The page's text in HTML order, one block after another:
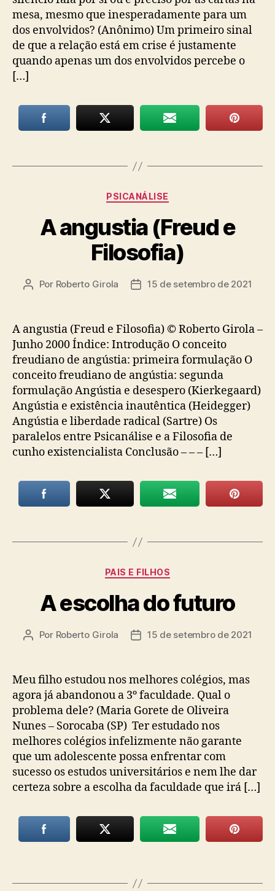
mesa, mesmo que inesperadamente para um
dos envolvidos? (Anônimo) Um primeiro sinal
de que a relação está em crise é justamente
quando apenas um dos envolvidos percebe o
[…]
Categorias
PSICANÁLISE
A angustia (Freud e
Filosofia)
Autor
Por Roberto Girola
Data15 de setembro de 2021
A angustia (Freud e Filosofia) © Roberto Girola –
Junho 2000 Índice: Introdução O conceito
freudiano de angústia: primeira formulação O
conceito freudiano de angústia: segunda
formulação Angústia e desespero (Kierkegaard)
Angústia e existência inautêntica (Heidegger)
Angústia e liberdade radical (Sartre) Os
paralelos entre Psicanálise e a Filosofia de
cunho existencialista Conclusão – – – […]
Categorias
PAIS E FILHOS
A escolha do futuro
Autor
Por Roberto Girola
Data15 de setembro de 2021
Meu filho estudou nos melhores colégios, mas
agora já abandonou a 3º faculdade. Qual o
problema dele? (Maria Gorete de Oliveira
Nunes – Sorocaba (SP) Ter estudado nos
melhores colégios infelizmente não garante
que um adolescente possa enfrentar com
sucesso os estudos universitários e nem lhe dar
certeza sobre a escolha da faculdade que irá […]